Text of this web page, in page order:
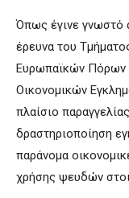
Όπως έγινε γνωστό
έρευνα του
Ευρωπαϊκών Πόρων
Οικονομικών
πλαίσιο
δραστηριοποίηση
παράνομα
χρήσης ψευδών